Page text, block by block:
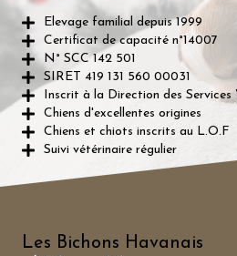
Elevage familial depuis 1999
Certificat de capacité n°14007
N° SCC 142 501
SIRET 419 131 560 00031
Inscrit à la Direction des Services
Chiens d'excellentes origines
Chiens et chiots inscrits au L.O.F
Suivi vétérinaire régulier
Les Bichons Havanais